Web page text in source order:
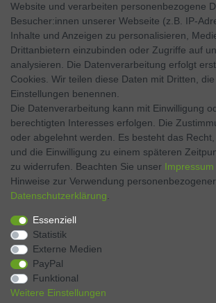
SOCIAL MEDIA
Twitter
Instagram
VERTRAG WIDERRUFEN
Zahlen Sie bequem per
Website und verarbeiten personenbezogene
Besucher:innen unserer Webseite (z.B. IP-
Inhalte und Anzeigen zu personalisieren,
Drittanbietern einzubinden oder Zugriffe auf
analysieren. Die Datenverarbeitung erfolgt
Cookies. Wir teilen diese Daten mit Dritten,
Einstellungen benennen.
Die Datenverarbeitung kann mit Einwilligung
berechtigten Interesses erfolgen. Die
oder abgelehnt werden. Es besteht das
und die Einwilligung zu einem späteren
zu widerrufen. Beachten Sie unser Impressum
Hinweise zur Verwendung
Daten­schutz­erklärung
Essenziell
Statistik
Externe Medien
PayPal
Funktional
Weitere Einstellungen